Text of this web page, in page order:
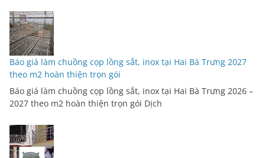
Báo giá làm chuồng cọp lồng sắt, inox tại Hai Bà Trưng 2027
theo m2 hoàn thiện trọn gói
Báo giá làm chuồng cọp lồng sắt, inox tại Hai Bà Trưng 2026 –
2027 theo m2 hoàn thiện trọn gói Dịch